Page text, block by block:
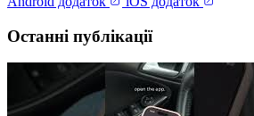
Останні публікації